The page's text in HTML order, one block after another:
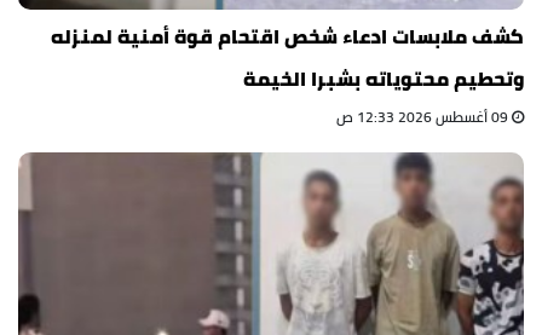
كشف ملابسات ادعاء شخص اقتحام قوة أمنية لمنزله
وتحطيم محتوياته بشبرا الخيمة